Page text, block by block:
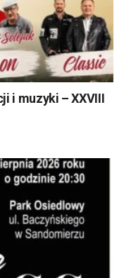
i muzyki – XXVIII